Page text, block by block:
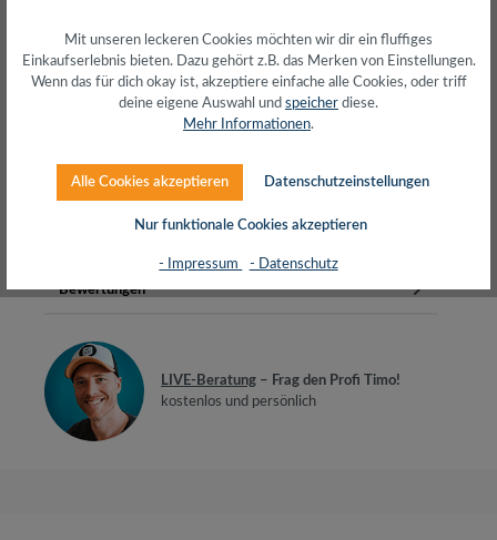
High Speed with EthernetMit…
Bewertungen
LIVE-Beratung – Frag den Profi Timo!
kostenlos und persönlich
Mit unseren leckeren Cookies möchten wir dir ein fluffiges
Einkaufserlebnis bieten. Dazu gehört z.B. das Merken von Einstellungen.
Wenn das für dich okay ist, akzeptiere einfache alle Cookies, oder triff
deine eigene Auswahl und speicher diese.
Mehr Informationen.
Alle Cookies akzeptieren Datenschutzeinstellungen
Nur funktionale Cookies akzeptieren
- Impressum - Datenschutz